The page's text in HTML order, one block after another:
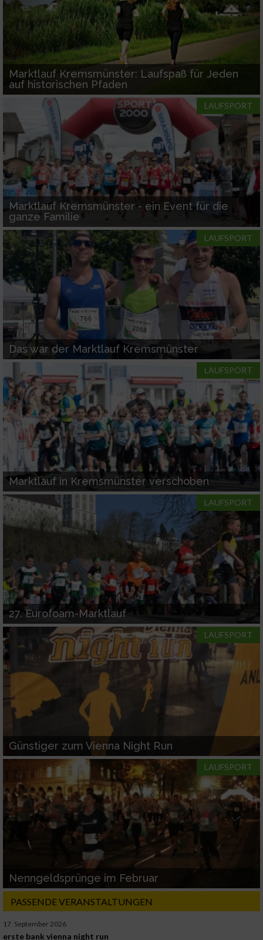
Marktlauf Kremsmünster: Laufspaß für Jeden
auf historischen Pfaden
LAUFSPORT
Marktlauf Kremsmünster - ein Event für die
ganze Familie
LAUFSPORT
Das war der Marktlauf Kremsmünster
LAUFSPORT
Marktlauf in Kremsmünster verschoben
LAUFSPORT
27. Eurofoam-Marktlauf
LAUFSPORT
Günstiger zum Vienna Night Run
LAUFSPORT
Nenngeldsprünge im Februar
PASSENDE VERANSTALTUNGEN
17. September 2026
erste bank vienna night run